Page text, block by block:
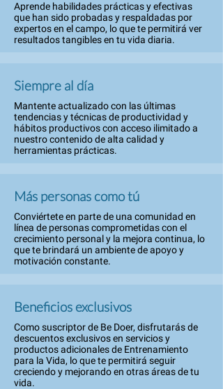
Aprende habilidades prácticas y efectivas
que han sido probadas y respaldadas por
expertos en el campo, lo que te permitirá ver
resultados tangibles en tu vida diaria.
Siempre al día
Mantente actualizado con las últimas
tendencias y técnicas de productividad y
hábitos productivos con acceso ilimitado a
nuestro contenido de alta calidad y
herramientas prácticas.
Más personas como tú
Conviértete en parte de una comunidad en
línea de personas comprometidas con el
crecimiento personal y la mejora continua, lo
que te brindará un ambiente de apoyo y
motivación constante.
Beneficios exclusivos
Como suscriptor de Be Doer, disfrutarás de
descuentos exclusivos en servicios y
productos adicionales de Entrenamiento
para la Vida, lo que te permitirá seguir
creciendo y mejorando en otras áreas de tu
vida.